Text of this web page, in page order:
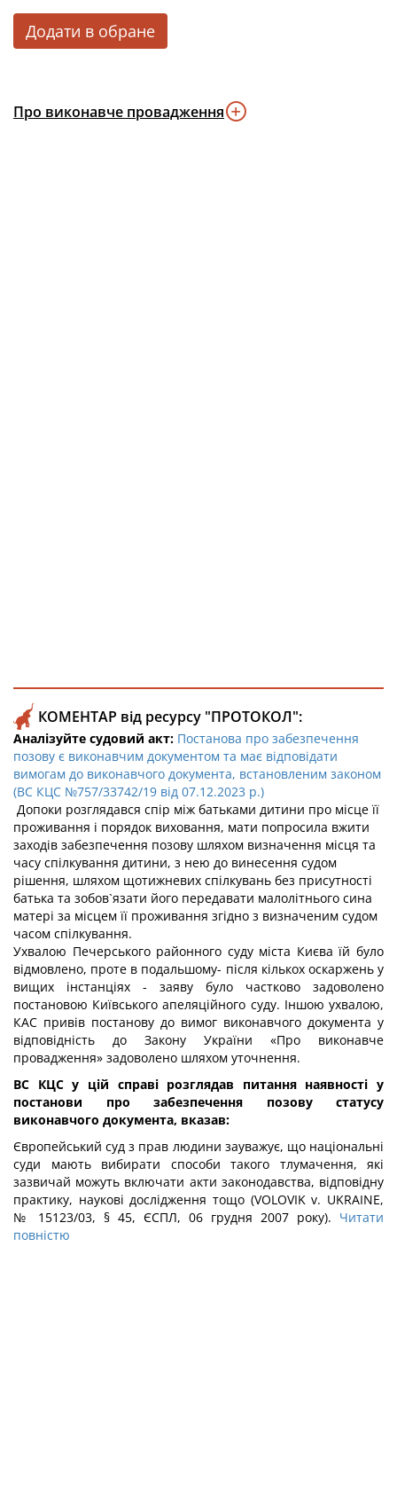
Додати в обране
Про виконавче провадження
КОМЕНТАР від ресурсу "ПРОТОКОЛ":
Аналізуйте судовий акт: Постанова про забезпечення
позову є виконавчим документом та має відповідати
вимогам до виконавчого документа, встановленим законом
(ВС КЦС №757/33742/19 від 07.12.2023 р.)
Допоки розглядався спір між батьками дитини про місце її
проживання і порядок виховання, мати попросила вжити
заходів забезпечення позову шляхом визначення місця та
часу спілкування дитини, з нею до винесення судом
рішення, шляхом щотижневих спілкувань без присутності
батька та зобов`язати його передавати малолітнього сина
матері за місцем її проживання згідно з визначеним судом
часом спілкування.
Ухвалою Печерського районного суду міста Києва їй було
відмовлено, проте в подальшому- після кількох оскаржень у
вищих інстанціях - заяву було частково задоволено
постановою Київського апеляційного суду. Іншою ухвалою,
КАС привів постанову до вимог виконавчого документа у
відповідність до Закону України «Про виконавче
провадження» задоволено шляхом уточнення.
ВС КЦС у цій справі розглядав питання наявності у
постанови про забезпечення позову статусу
виконавчого документа, вказав:
Європейський суд з прав людини зауважує, що національні
суди мають вибирати способи такого тлумачення, які
зазвичай можуть включати акти законодавства, відповідну
практику, наукові дослідження тощо (VOLOVIK v. UKRAINE,
№ 15123/03, § 45, ЄСПЛ, 06 грудня 2007 року). Читати
повністю